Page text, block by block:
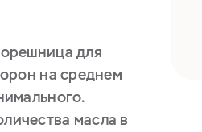
для
на среднем
масла в